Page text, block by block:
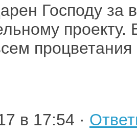
Господу за
проекту.
процветания
в 17:54 ·